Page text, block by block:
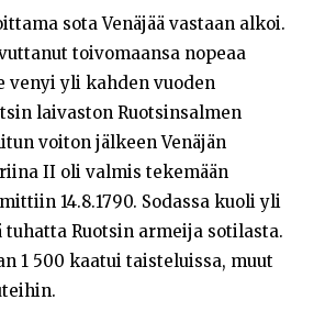
sota Venäjää vastaan alkoi.
toivomaansa nopeaa
venyi yli kahden vuoden
laivaston Ruotsinsalmen
voiton jälkeen Venäjän
II oli valmis tekemään
14.8.1790. Sodassa kuoli yli
Ruotsin armeija sotilasta.
1 500 kaatui taisteluissa, muut